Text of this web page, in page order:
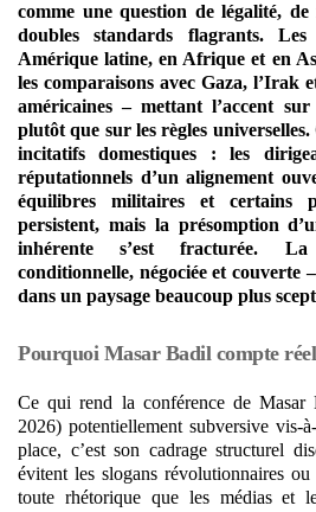
comme une question de légalité, de
doubles standards flagrants.
Amérique latine, en Afrique et en
les comparaisons avec Gaza, l’Irak
américaines – mettant l’accent
plutôt que sur les règles universelles.
incitatifs domestiques : les
réputationnels d’un alignement
équilibres militaires et certains
persistent, mais la présomption
inhérente s’est fracturée. La
conditionnelle, négociée et couverte
dans un paysage beaucoup plus
Pourquoi Masar Badil compte
Ce qui rend la conférence de
2026) potentiellement subversive vis-
place, c’est son cadrage structurel
évitent les slogans révolutionnaires
toute rhétorique que les médias et